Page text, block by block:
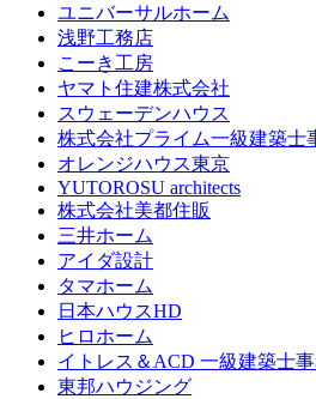
ユニバーサルホーム
浅野工務店
こーき工房
ヤマト住建株式会社
スウェーデンハウス
株式会社プライム一級建築士
オレンジハウス東京
YUTOROSU architects
株式会社美都住販
三井ホーム
アイダ設計
タマホーム
日本ハウスHD
ヒロホーム
イトレス＆ACD 一級建築士
東邦ハウジング